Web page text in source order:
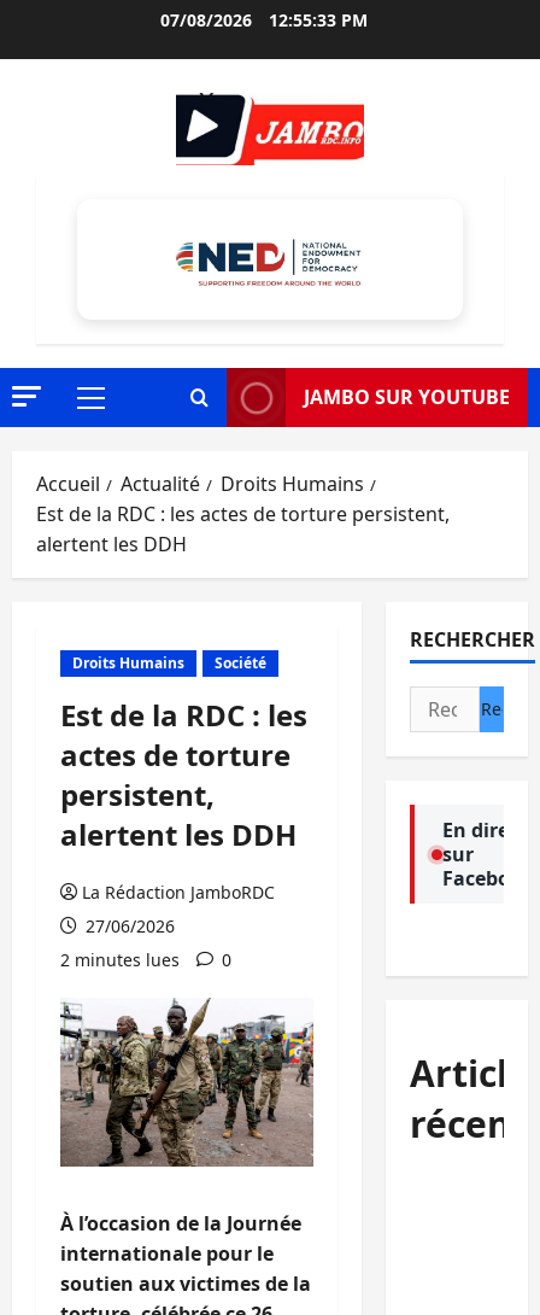
07/08/2026 12:55:35 PM
Menu
JAMBO SUR YOUTUBE
Accueil Actualité
Droits Humains
Est de la RDC : les actes de torture persistent,
alertent les DDH
Droits Humains Société
Est de la RDC : les
actes de torture
persistent,
alertent les DDH
La Rédaction JamboRDC
27/06/2026
2 minutes lues
0
À l’occasion de la Journée
internationale pour le
soutien aux victimes de la
RECHERCHER
Rechercher :
En direct
sur
Facebook